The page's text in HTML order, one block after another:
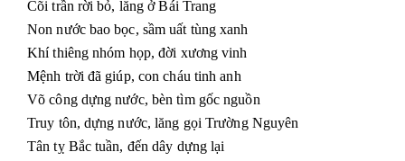
Cõi trần rời bỏ, lăng ở Bái Trang
Non nước bao bọc, sầm uất tùng xanh
Khí thiêng nhóm họp, đời xương vinh
Mệnh trời đã giúp, con cháu tinh anh
Võ công dựng nước, bèn tìm gốc nguồn
Truy tôn, dựng nước, lăng gọi Trường Nguyên
Tân tỵ Bắc tuần, đến dây dựng lại